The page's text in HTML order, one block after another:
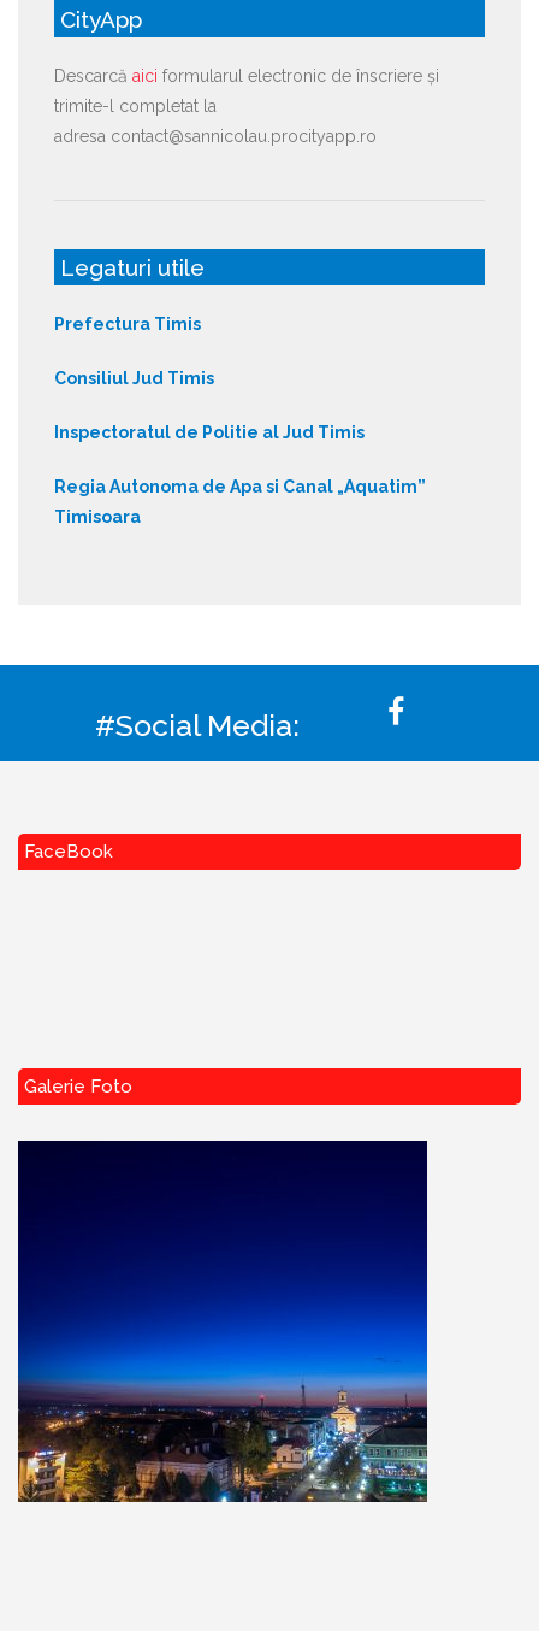
CityApp
Descarcă aici formularul electronic de înscriere și
trimite-l completat la
adresa contact@sannicolau.procityapp.ro
Legaturi utile
Prefectura Timis
Consiliul Jud Timis
Inspectoratul de Politie al Jud Timis
Regia Autonoma de Apa si Canal „Aquatim”
Timisoara
#Social Media:
FaceBook
Galerie Foto